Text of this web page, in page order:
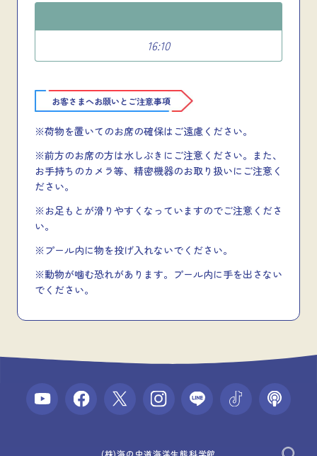
16:10
お客さまへお願いとご注意事項
※荷物を置いてのお席の確保はご遠慮ください。
※前方のお席の方は水しぶきにご注意ください。また、
お手持ちのカメラ等、精密機器のお取り扱いにご注意く
ださい。
※お足もとが滑りやすくなっていますのでご注意くださ
い。
※プール内に物を投げ入れないでください。
※動物が噛む恐れがあります。プール内に手を出さない
でください。
(株)海の中道海洋生態科学館